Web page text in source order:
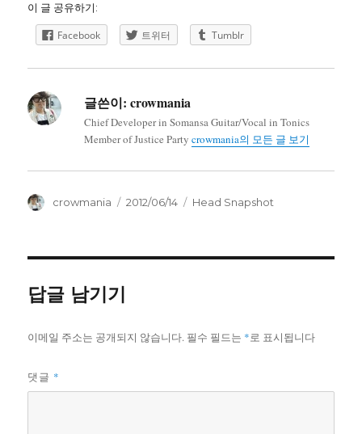
이 글 공유하기:
Facebook 트위터 Tumblr
글쓴이: crowmania
Chief Developer in Somansa Guitar/Vocal in Tonics
Member of Justice Partycrowmania의 모든 글 보기
글
crowmania
작
2012/06/14
카
Head Snapshot
답글 남기기
이메일 주소는 공개되지 않습니다. 필수 필드는 *로 표시됩니다
댓글 *